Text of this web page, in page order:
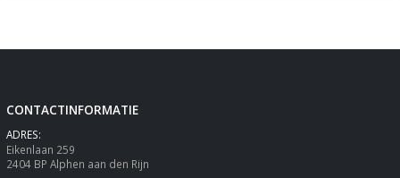
CONTACTINFORMATIE
ADRES:
Eikenlaan 259
2404 BP Alphen aan den Rijn